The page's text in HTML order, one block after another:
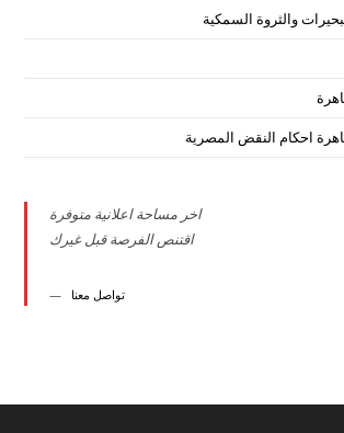
والثروة السمكية
احكام النقض المصرية
اخر مساحة اعلانية متوفرة
اقتنص الفرصة قبل غيرك
تواصل معنا